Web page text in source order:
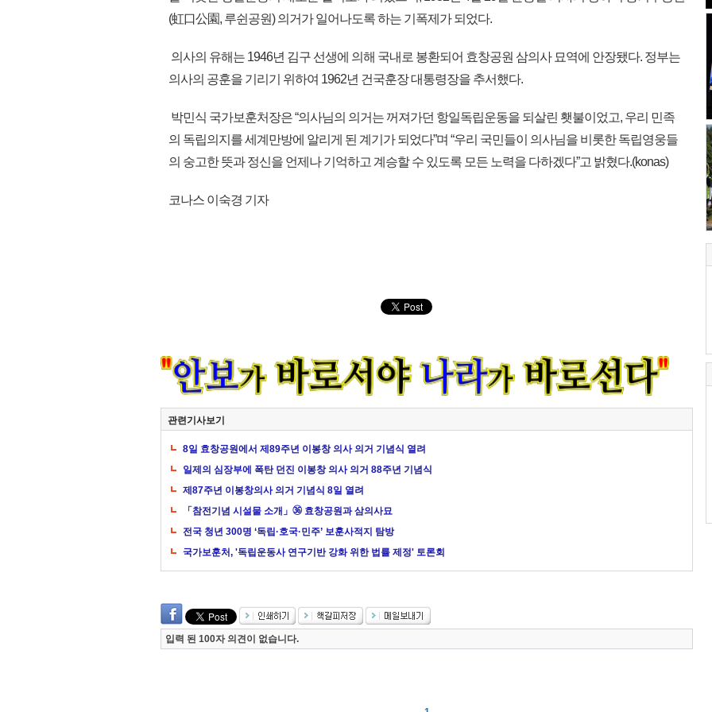
(虹口公園, 루쉰공원) 의거가 일어나도록 하는 기폭제가 되었다.
의사의 유해는 1946년 김구 선생에 의해 국내로 봉환되어 효창공원 삼의사 묘역에 안장됐다. 정부는
의사의 공훈을 기리기 위하여 1962년 건국훈장 대통령장을 추서했다.
박민식 국가보훈처장은 “의사님의 의거는 꺼져가던 항일독립운동을 되살린 횃불이었고, 우리 민족
의 독립의지를 세계만방에 알리게 된 계기가 되었다”며 “우리 국민들이 의사님을 비롯한 독립영웅들
의 숭고한 뜻과 정신을 언제나 기억하고 계승할 수 있도록 모든 노력을 다하겠다”고 밝혔다.(konas)
코나스 이숙경 기자
관련기사보기
8일 효창공원에서 제89주년 이봉창 의사 의거 기념식 열려
일제의 심장부에 폭탄 던진 이봉창 의사 의거 88주년 기념식
제87주년 이봉창의사 의거 기념식 8일 열려
「참전기념 시설물 소개」㊱ 효창공원과 삼의사묘
전국 청년 300명 ‘독립·호국·민주’ 보훈사적지 탐방
국가보훈처, '독립운동사 연구기반 강화 위한 법률 제정' 토론회
입력 된 100자 의견이 없습니다.